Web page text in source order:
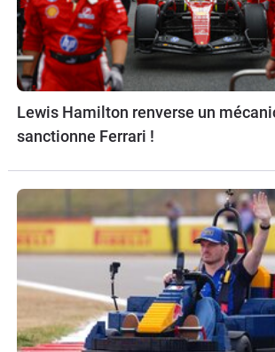
Lewis Hamilton renverse un
sanctionne Ferrari !